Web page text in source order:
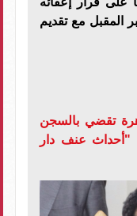
بجلسة ١٨ ديسمبر المقبل مع تقديم
تقضي بالسجن
متهمين في "أحداث عنف دار